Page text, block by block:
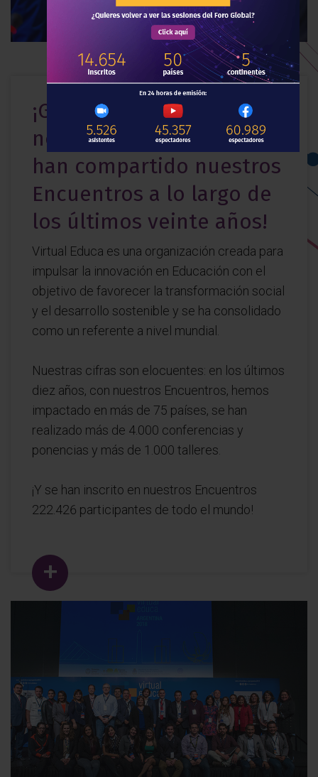
¡Gracias a todos los que
nos han acompañado y
han compartido nuestros
Encuentros a lo largo de
los últimos veinte años!
Virtual Educa es una organización creada para
impulsar la innovación en Educación con el
objetivo de favorecer la transformación social
y el desarrollo sostenible y se ha consolidado
como un referente a nivel mundial.
Nuestras cifras son elocuentes: en los últimos
diez años, con nuestros Encuentros, hemos
impactado en más de 75 países, se han
realizado más de 4.000 conferencias y
ponencias y más de 1.000 talleres.
¡Y se han inscrito en nuestros Encuentros
222.426 participantes de todo el mundo!
+